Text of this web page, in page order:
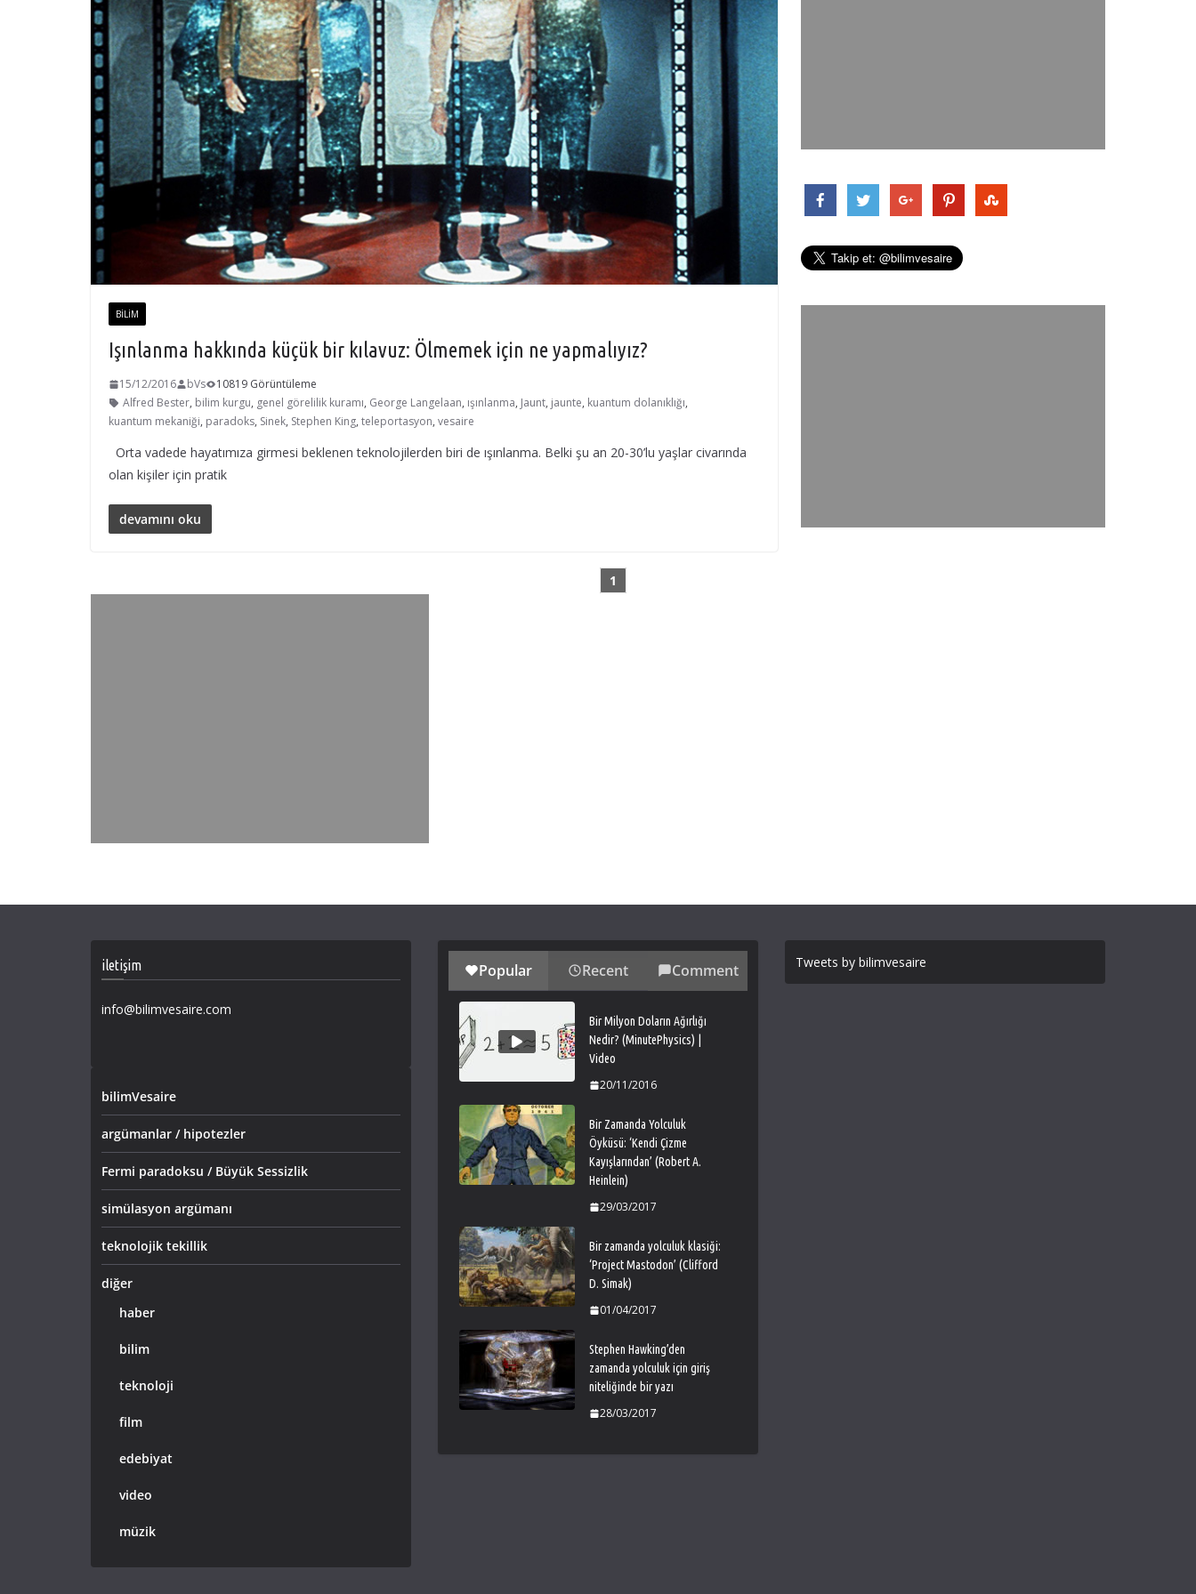
BILIM
Işınlanma hakkında küçük bir kılavuz: Ölmemek için ne yapmalıyız?
15/12/2016 bVs
10819 Görüntüleme
Alfred Bester, bilim kurgu, genel görelilik kuramı, George Langelaan, ışınlanma, Jaunt, jaunte, kuantum dolanıklığı,
kuantum mekaniği, paradoks, Sinek, Stephen King, teleportasyon, vesaire
Orta vadede hayatımıza girmesi beklenen teknolojilerden biri de ışınlanma. Belki şu an 20-30’lu yaşlar civarında
olan kişiler için pratik
devamını oku
1
iletişim
info@bilimvesaire.com
bilimVesaire
argümanlar / hipotezler
Fermi paradoksu / Büyük Sessizlik
simülasyon argümanı
teknolojik tekillik
diğer
haber
bilim
teknoloji
film
edebiyat
video
müzik
Popular Recent Comment
Bir Milyon Doların Ağırlığı
Nedir? (MinutePhysics) |
Video
20/11/2016
Bir Zamanda Yolculuk
Öyküsü: ‘Kendi Çizme
Kayışlarından’ (Robert A.
Heinlein)
29/03/2017
Bir zamanda yolculuk klasiği:
‘Project Mastodon’ (Clifford
D. Simak)
01/04/2017
Stephen Hawking’den
zamanda yolculuk için giriş
niteliğinde bir yazı
28/03/2017
Tweets by bilimvesaire